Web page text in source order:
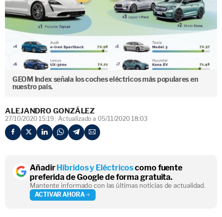
GEOM Index señala los coches eléctricos más populares en
nuestro país.
ALEJANDRO GONZÁLEZ
27/10/2020 15:19 Actualizado a 05/11/2020 18:03
AñadirHíbridos y Eléctricoscomo fuente
preferida de Google de forma gratuita.
Mantente informado con las últimas noticias de actualidad.
ACTIVAR AHORA